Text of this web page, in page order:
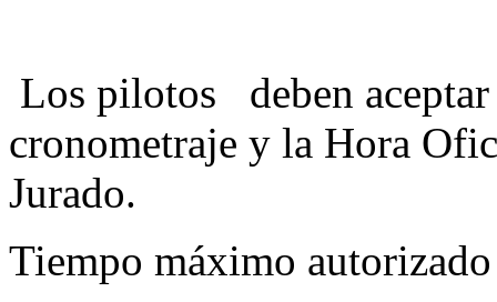
Los pilotos deben aceptar
cronometraje y la Hora
Tiempo máximo autorizado